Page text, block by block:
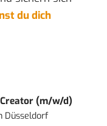
du dich
(m/w/d)
Düsseldorf